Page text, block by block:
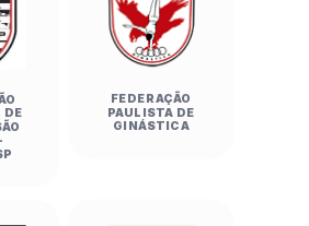
Santa Teresa (São
x 15 Colégio Ábaco (São
Aparecida Araújo (Guarujá)
Vilela Rosa (Restinga)
Rodrigão e Ginásio Aloha)
DE
FEDERAÇÃO
PAULISTA DE
GINÁSTICA